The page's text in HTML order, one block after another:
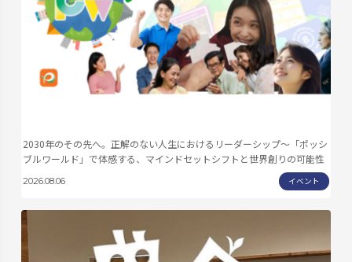
2030年のその先へ。正解のない人生におけるリーダーシップ〜「ポッシ
ブルワールド」で体感する、マインドセットシフトと世界創りの可能性
2026.08.06 イベント